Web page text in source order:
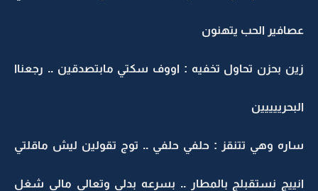
عصافير الحب يتهنون
زين بحزن تحاول تخفيه : اووف سكتي مابتصدقين .. رجعناا
البحرييييين
ساره وهي تتنقز : حلفي حلفي .. توج تقولين ليش ماقلتي
انييج نستقبلج بالمطار .. بسرعه بدلي وتعالي مالي شغل